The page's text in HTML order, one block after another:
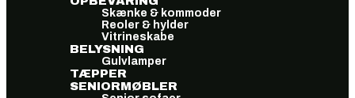
Skænke & kommoder
Reoler & hylder
Vitrineskabe
BELYSNING
Gulvlamper
TÆPPER
SENIORMØBLER